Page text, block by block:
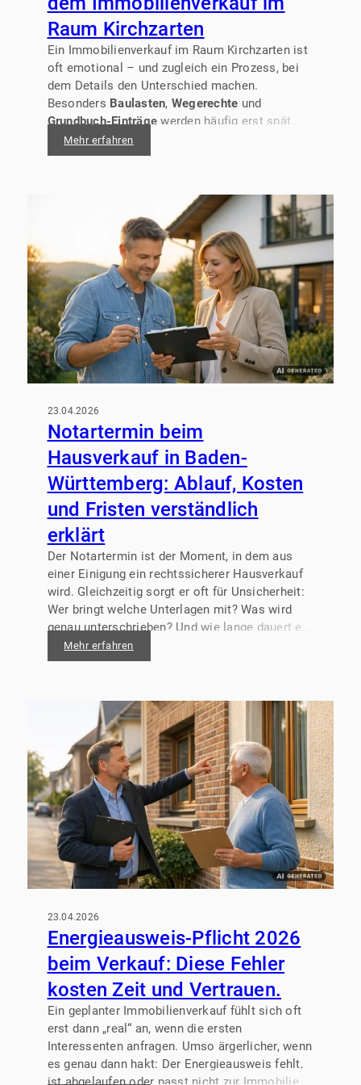
Raum Kirchzarten
Ein Immobilienverkauf im Raum Kirchzarten ist
oft emotional – und zugleich ein Prozess, bei
dem Details den Unterschied machen.
Besonders Baulasten, Wegerechte und
Grundbuch-Einträge werden häufig erst spät
„sichtbar“ – dann, wenn Käuferfragen kommen
oder die Finanzierung geprüft wird. Wer diese
realistischer planen, Verhandlungen sachlich
führen und unnötige Verzögerungen vermeiden.
Mehr erfahren
23.04.2026
Notartermin beim
Hausverkauf in Baden-
Württemberg: Ablauf, Kosten
und Fristen verständlich
erklärt
Der Notartermin ist der Moment, in dem aus
einer Einigung ein rechtssicherer Hausverkauf
wird. Gleichzeitig sorgt er oft für Unsicherheit:
Wer bringt welche Unterlagen mit? Was wird
genau unterschrieben? Und wie lange dauert es,
bis der Käufer wirklich im Grundbuch steht? In
Baden-Württemberg läuft der Immobilienkauf
Fristen und Abläufe werden in der Praxis stark
von Notariat, Banken und Behörden geprägt.
Wer vorbereitet ist, vermeidet Verzögerungen
und behält Kosten und Zeitplan im Blick.
Mehr erfahren
23.04.2026
Energieausweis-Pflicht 2026
beim Verkauf: Diese Fehler
kosten Zeit und Vertrauen.
Ein geplanter Immobilienverkauf fühlt sich oft
erst dann „real“ an, wenn die ersten
Interessenten anfragen. Umso ärgerlicher, wenn
es genau dann hakt: Der Energieausweis fehlt,
ist abgelaufen oder passt nicht zur Immobilie.